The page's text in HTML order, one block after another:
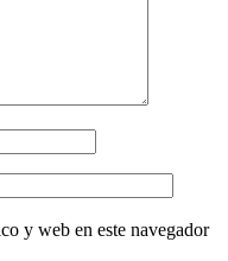
y web en este navegador